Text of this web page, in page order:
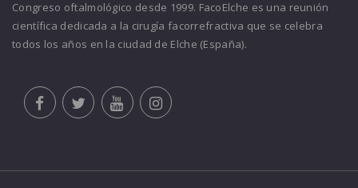
Congreso oftalmológico desde 1999. FacoElche es una reunión
científica dedicada a la cirugía facorrefractiva que se celebra
todos los años en la ciudad de Elche (España).